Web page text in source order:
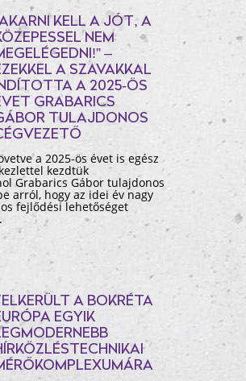
KELL A JÓT, A
NEM
–
A SZAVAKKAL
A 2025-ÖS
GRABARICS
TULAJDONOS
a 2025-ös évet is egész
kezdtük
Grabarics Gábor tulajdonos
arról, hogy az idei év nagy
fejlődési lehetőséget
A BOKRÉTA
EGYIK